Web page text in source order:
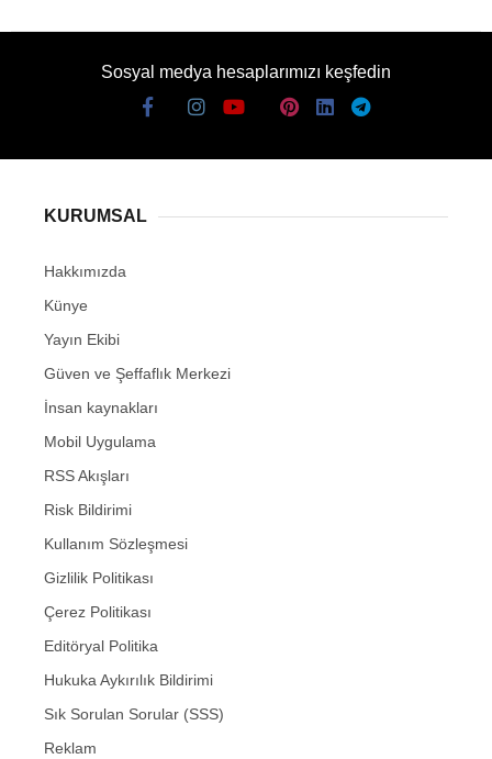
Sosyal medya hesaplarımızı keşfedin
KURUMSAL
Hakkımızda
Künye
Yayın Ekibi
Güven ve Şeffaflık Merkezi
İnsan kaynakları
Mobil Uygulama
RSS Akışları
Risk Bildirimi
Kullanım Sözleşmesi
Gizlilik Politikası
Çerez Politikası
Editöryal Politika
Hukuka Aykırılık Bildirimi
Sık Sorulan Sorular (SSS)
Reklam